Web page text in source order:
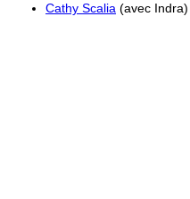
Cathy Scalia (avec